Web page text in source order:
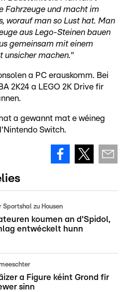
Fahrzeuge und macht im
worauf man so Lust hat. Man
aus Lego-Steinen bauen
gemeinsam mit einem
unsicher machen."
a PC erauskomm. Bei
2K24 a LEGO 2K Drive fir
a gewannt mat e wéineg
Switch.
Sportshal zu Housen
koumen an d'Spidol,
entwéckelt hunn
a Figure kéint Grond fir
sinn